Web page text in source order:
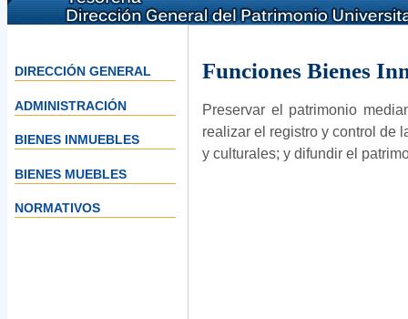
DIRECCIÓN GENERAL
ADMINISTRACIÓN
BIENES INMUEBLES
BIENES MUEBLES
NORMATIVOS
Funciones Bienes
Preservar el patrimonio
realizar el registro y control de
y culturales; y difundir el